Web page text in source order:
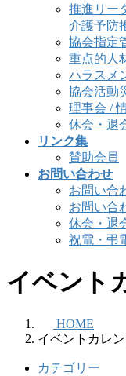
推進リー
介護予防
協会指定
重点的人
ハラスメ
協会活動
理事会 /
休会・退
リンク集
賛助会員
お問い合わせ
お問い合
お問い合
休会・退
祝電・弔
イベント
HOME
イベントカレ
カテゴリー